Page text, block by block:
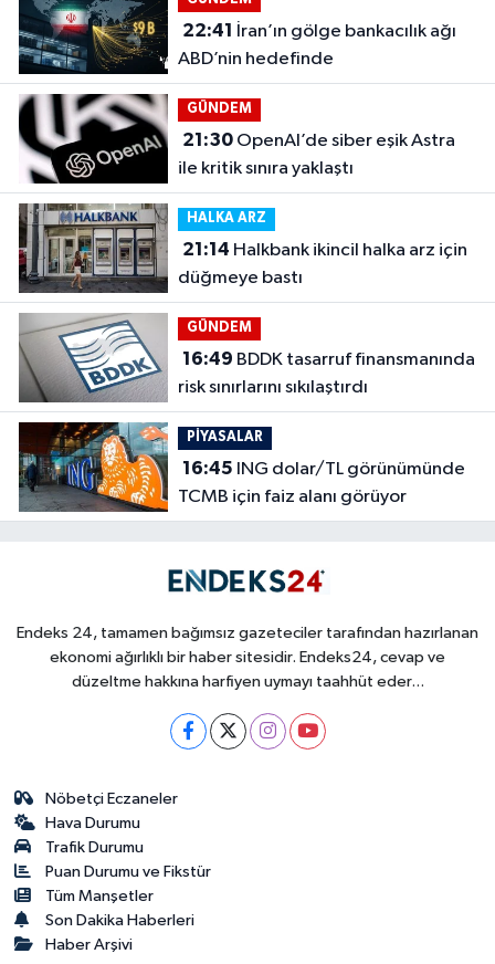
22:41
ABD’nin hedefinde
GÜNDEM
21:30OpenAI’de siber eşik Astra
ile kritik sınıra yaklaştı
HALKA ARZ
21:14
düğmeye bastı
GÜNDEM
16:49
risk sınırlarını sıkılaştırdı
PİYASALAR
16:45
TCMB için faiz alanı görüyor
Endeks 24, tamamen bağımsız gazeteciler tarafından hazırlanan
ekonomi ağırlıklı bir haber sitesidir. Endeks24, cevap ve
düzeltme hakkına harfiyen uymayı taahhüt eder...
Nöbetçi Eczaneler
Hava Durumu
Trafik Durumu
Puan Durumu ve Fikstür
Tüm Manşetler
Son Dakika Haberleri
Haber Arşivi